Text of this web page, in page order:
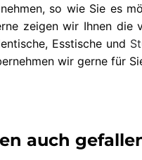
so wie Sie es
zeigen wir Ihnen die
Esstische und
wir gerne für
auch